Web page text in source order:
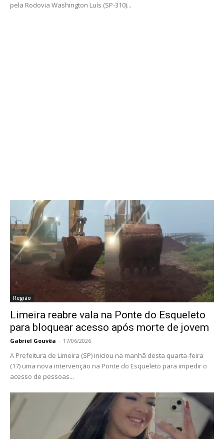
pela Rodovia Washington Luís (SP-310)...
Região
Limeira reabre vala na Ponte do Esqueleto
para bloquear acesso após morte de jovem
Gabriel Gouvêa - 17/06/2026
A Prefeitura de Limeira (SP) iniciou na manhã desta quarta-feira
(17) uma nova intervenção na Ponte do Esqueleto para impedir o
acesso de pessoas...